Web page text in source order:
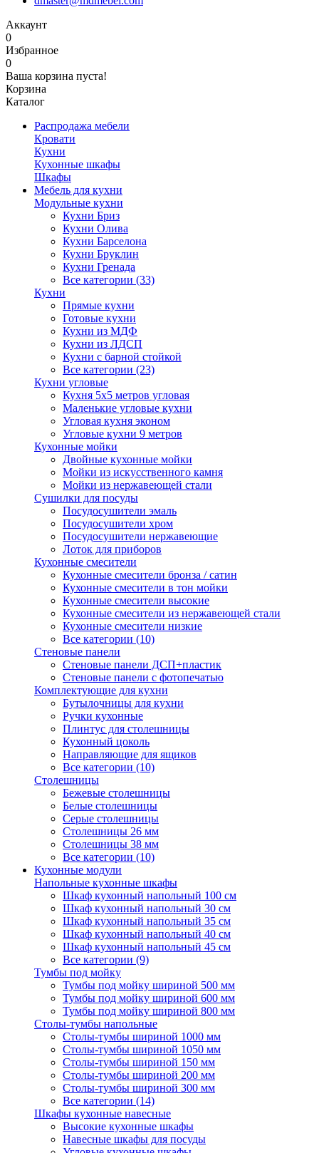
Аккаунт
0
Избранное
0
Ваша корзина пуста!
Корзина
Каталог
Распродажа мебели
Кровати
Кухни
Кухонные шкафы
Шкафы
Мебель для кухни
Модульные кухни
Кухни Бриз
Кухни Олива
Кухни Барселона
Кухни Бруклин
Кухни Гренада
Все категории (33)
Кухни
Прямые кухни
Готовые кухни
Кухни из МДФ
Кухни из ЛДСП
Кухни с барной стойкой
Все категории (23)
Кухни угловые
Кухня 5х5 метров угловая
Маленькие угловые кухни
Угловая кухня эконом
Угловые кухни 9 метров
Кухонные мойки
Двойные кухонные мойки
Мойки из искусственного камня
Мойки из нержавеющей стали
Сушилки для посуды
Посудосушители эмаль
Посудосушители хром
Посудосушители нержавеющие
Лоток для приборов
Кухонные смесители
Кухонные смесители бронза / сатин
Кухонные смесители в тон мойки
Кухонные смесители высокие
Кухонные смесители из нержавеющей стали
Кухонные смесители низкие
Все категории (10)
Стеновые панели
Стеновые панели ДСП+пластик
Стеновые панели с фотопечатью
Комплектующие для кухни
Бутылочницы для кухни
Ручки кухонные
Плинтус для столешницы
Кухонный цоколь
Направляющие для ящиков
Все категории (10)
Столешницы
Бежевые столешницы
Белые столешницы
Серые столешницы
Столешницы 26 мм
Столешницы 38 мм
Все категории (10)
Кухонные модули
Напольные кухонные шкафы
Шкаф кухонный напольный 100 см
Шкаф кухонный напольный 30 см
Шкаф кухонный напольный 35 см
Шкаф кухонный напольный 40 см
Шкаф кухонный напольный 45 см
Все категории (9)
Тумбы под мойку
Тумбы под мойку шириной 500 мм
Тумбы под мойку шириной 600 мм
Тумбы под мойку шириной 800 мм
Столы-тумбы напольные
Столы-тумбы шириной 1000 мм
Столы-тумбы шириной 1050 мм
Столы-тумбы шириной 150 мм
Столы-тумбы шириной 200 мм
Столы-тумбы шириной 300 мм
Все категории (14)
Шкафы кухонные навесные
Высокие кухонные шкафы
Навесные шкафы для посуды